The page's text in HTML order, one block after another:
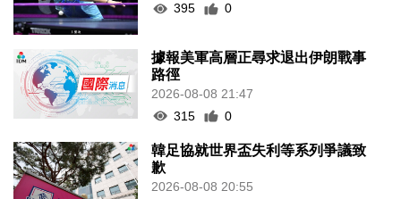
395
0
據報美軍高層正尋求退出伊朗戰事
路徑
2026-08-08 21:47
315
0
韓足協就世界盃失利等系列爭議致
歉
2026-08-08 20:55